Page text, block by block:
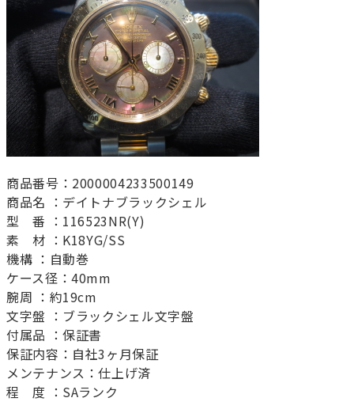
商品番号：2000004233500149
商品名 ：デイトナブラックシェル
型 番 ：116523NR(Y)
素 材 ：K18YG/SS
機構 ：自動巻
ケース径：40mm
腕周 ：約19cm
文字盤 ：ブラックシェル文字盤
付属品 ：保証書
保証内容：自社3ヶ月保証
メンテナンス：仕上げ済
程 度 ：SAランク